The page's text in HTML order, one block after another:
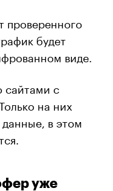
проверенного
будет
виде.
сайтами с
на них
в этом
уже